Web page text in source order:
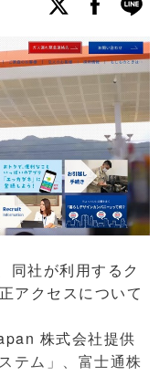
社が利用するク
アクセスについて
株式会社提供
テム」、富士通株